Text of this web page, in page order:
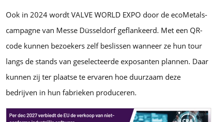
Ook in 2024 wordt VALVE WORLD EXPO door de ecoMetals-
campagne van Messe Düsseldorf geflankeerd. Met een QR-
code kunnen bezoekers zelf beslissen wanneer ze hun tour
langs de stands van geselecteerde exposanten plannen. Daar
kunnen zij ter plaatse te ervaren hoe duurzaam deze
bedrijven in hun fabrieken produceren.